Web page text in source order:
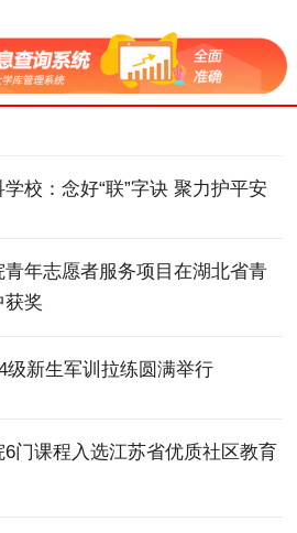
铜仁幼儿师范高等专科学校：念好“联”字诀 聚力护平安
年志愿者服务项目在湖北省青
获奖
级新生军训拉练圆满举行
门课程入选江苏省优质社区教育